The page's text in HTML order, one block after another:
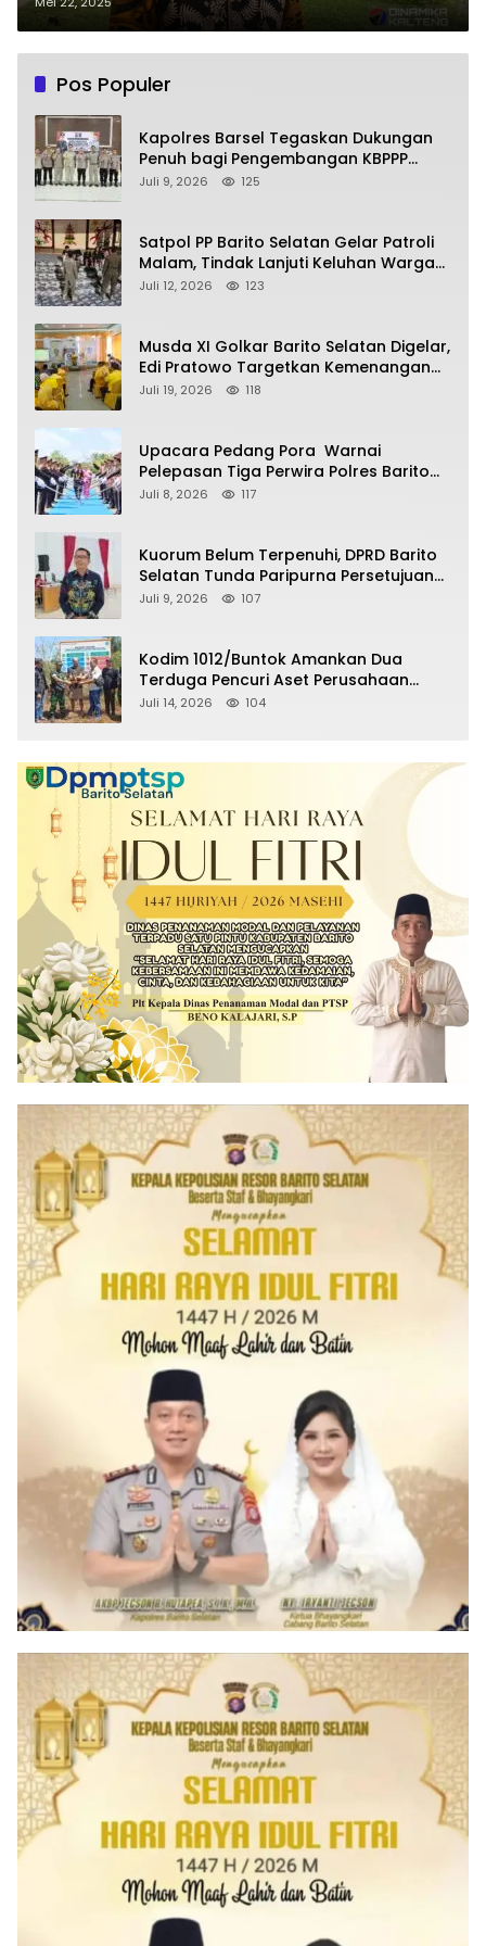
Ancam Pejabat
Pos Populer
Kapolres Barsel Tegaskan Dukungan
Penuh bagi Pengembangan KBPPP
Kalimantan Tengah
Juli 9, 2026 125
Satpol PP Barito Selatan Gelar Patroli
Malam, Tindak Lanjuti Keluhan Warga
soal Balap Liar dan Remaja Nongkrong
Juli 12, 2026 123
Musda XI Golkar Barito Selatan Digelar,
Edi Pratowo Targetkan Kemenangan
Partai pada Pemilu Mendatang
Juli 19, 2026 118
Upacara Pedang Pora Warnai
Pelepasan Tiga Perwira Polres Barito
Selatan Masuki Masa Pensiun
Juli 8, 2026 117
Kuorum Belum Terpenuhi, DPRD Barito
Selatan Tunda Paripurna Persetujuan
Raperda Pertanggungjawaban APBD
Juli 9, 2026 107
Kodim 1012/Buntok Amankan Dua
Terduga Pencuri Aset Perusahaan
Sitaan Satgas PKH, Satu Paket Diduga
Juli 14, 2026 104